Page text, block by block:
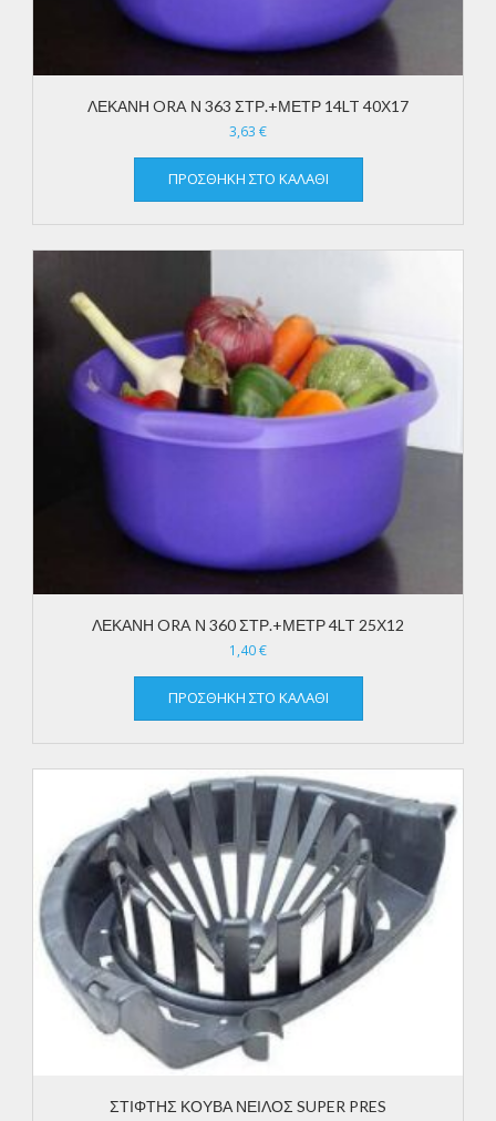
ΛΕΚΑΝΗ ORA Ν 363 ΣΤΡ.+ΜΕΤΡ 14LT 40Χ17
3,63 €
ΠΡΟΣΘΉΚΗ ΣΤΟ ΚΑΛΆΘΙ
ΛΕΚΑΝΗ ORA Ν 360 ΣΤΡ.+ΜΕΤΡ 4LT 25Χ12
1,40€
ΠΡΟΣΘΉΚΗ ΣΤΟ ΚΑΛΆΘΙ
ΣΤΙΦΤΗΣ ΚΟΥΒΑ ΝΕΙΛΟΣ SUPER PRES